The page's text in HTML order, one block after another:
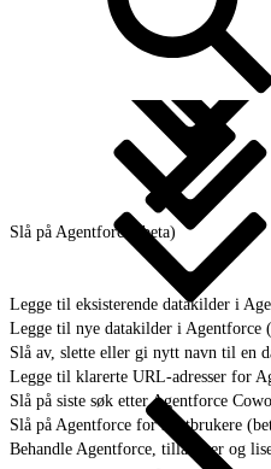
Slå på Agentforce (beta)
Legge til eksisterende datakilder i
Legge til nye datakilder i Agentforce
Slå av, slette eller gi nytt navn til en
Legge til klarerte URL-adresser for
Slå på siste søk etter Agentforce
Slå på Agentforce for sluttbrukere
Behandle Agentforce, tillatelser og